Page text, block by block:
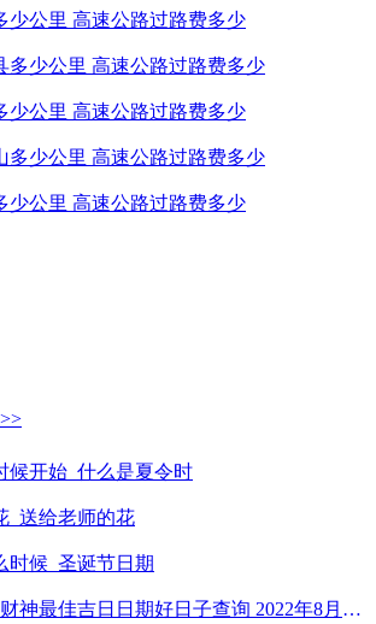
少公里 高速公路过路费多少
多少公里 高速公路过路费多少
少公里 高速公路过路费多少
多少公里 高速公路过路费多少
少公里 高速公路过路费多少
候开始_什么是夏令时
_送给老师的花
时候_圣诞节日期
2022年8月移财神最佳吉日日期好日子查询 2022年8月移财神吉日一览